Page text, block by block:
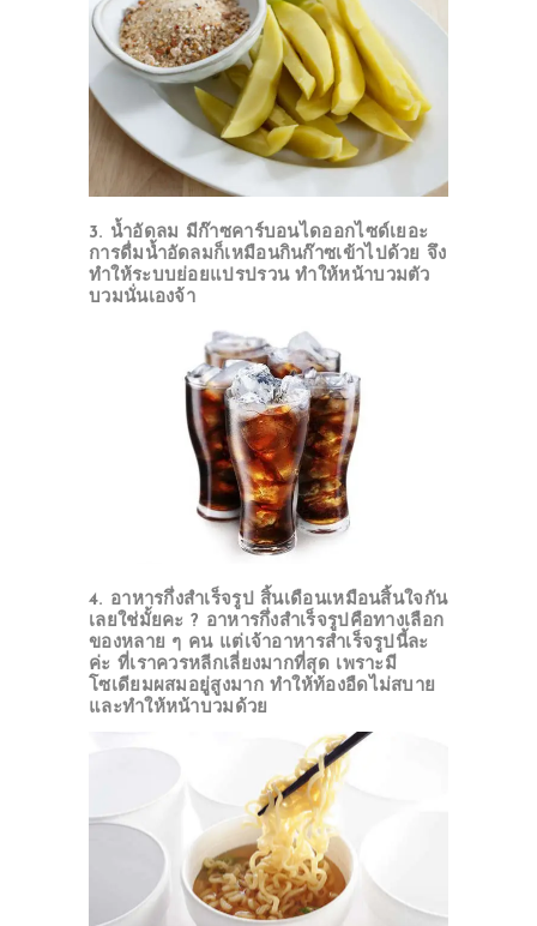
3. น้ำอัดลม มีก๊าซคาร์บอนไดออกไซด์เยอะ
การดื่มน้ำอัดลมก็เหมือนกินก๊าซเข้าไปด้วย จึง
ทำให้ระบบย่อยแปรปรวน ทำให้หน้าบวมตัว
บวมนั่นเองจ้า
4. อาหารกึ่งสำเร็จรูป สิ้นเดือนเหมือนสิ้นใจกัน
เลยใช่มั้ยคะ ? อาหารกึ่งสำเร็จรูปคือทางเลือก
ของหลาย ๆ คน แต่เจ้าอาหารสำเร็จรูปนี้ละ
ค่ะ ที่เราควรหลีกเลี่ยงมากที่สุด เพราะมี
โซเดียมผสมอยู่สูงมาก ทำให้ท้องอืดไม่สบาย
และทำให้หน้าบวมด้วย